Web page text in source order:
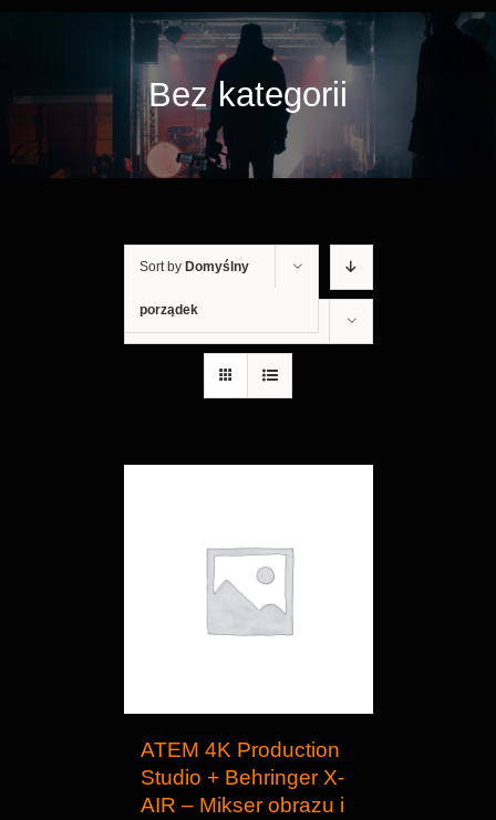
Bez kategorii
Sort by Domyślny
porządek
Show
ATEM 4K Production
Studio + Behringer X-
AIR – Mikser obrazu i